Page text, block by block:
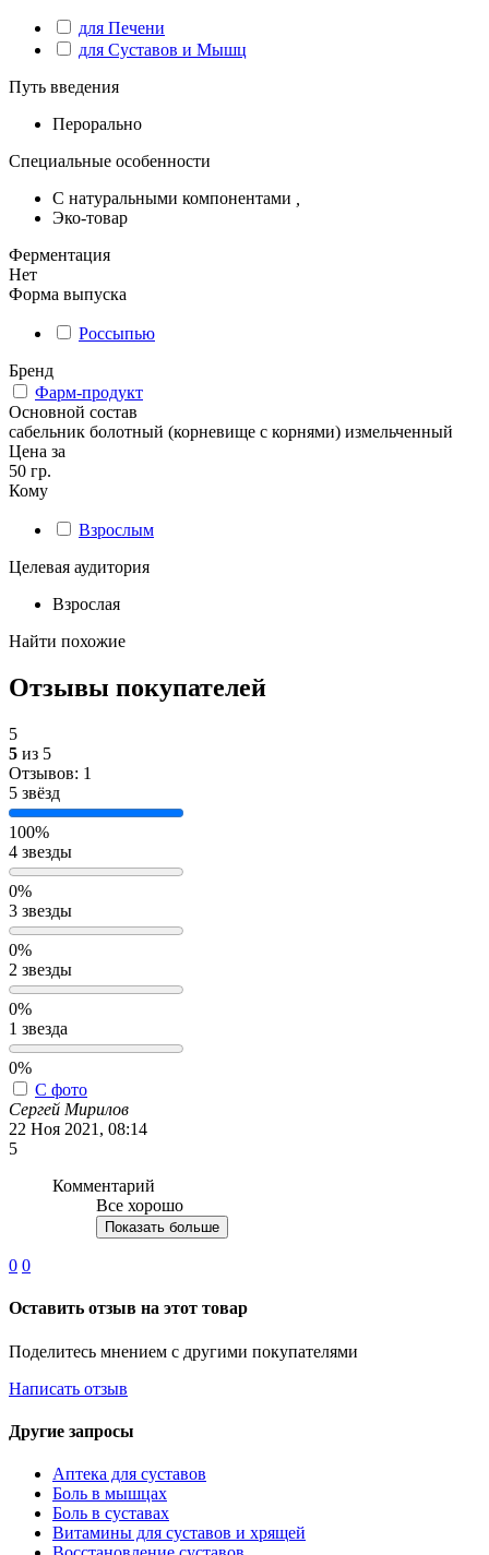
для Печени
для Суставов и Мышц
Путь введения
Перорально
Специальные особенности
С натуральными компонентами ,
Эко-товар
Ферментация
Нет
Форма выпуска
Россыпью
Бренд
Фарм-продукт
Основной состав
сабельник болотный (корневище с корнями) измельченный
Цена за
50 гр.
Кому
Взрослым
Целевая аудитория
Взрослая
Найти похожие
Отзывы покупателей
5
5 из 5
Отзывов: 1
5 звёзд
100%
4 звезды
0%
3 звезды
0%
2 звезды
0%
1 звезда
0%
С фото
Сергей Мирилов
22 Ноя 2021, 08:14
5
Комментарий
Все хорошо
Показать больше
0 0
Оставить отзыв на этот товар
Поделитесь мнением с другими покупателями
Написать отзыв
Другие запросы
Аптека для суставов
Боль в мышцах
Боль в суставах
Витамины для суставов и хрящей